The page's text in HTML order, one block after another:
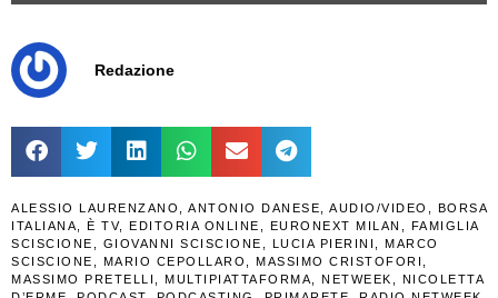
Redazione
ALESSIO LAURENZANO ANTONIO DANESE AUDIO/VIDEO
BORSA
ITALIANA
È TV, EDITORIA ONLINE EURONEXT MILAN
FAMIGLIA
SCISCIONE
GIOVANNI SCISCIONE LUCIA PIERINI
MARCO
SCISCIONE
MARIO CEPOLLARO MASSIMO CRISTOFORI
MASSIMO PRETELLI
MULTIPIATTAFORMA NETWEEK
NICOLETTA